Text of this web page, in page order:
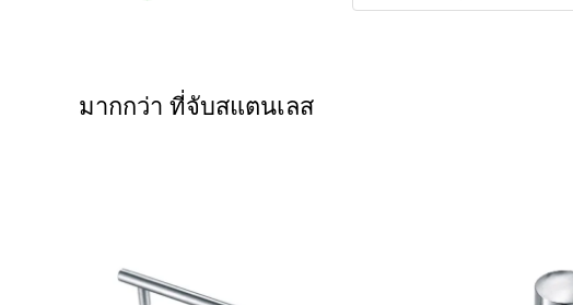
มากกว่า ที่จับสแตนเลส